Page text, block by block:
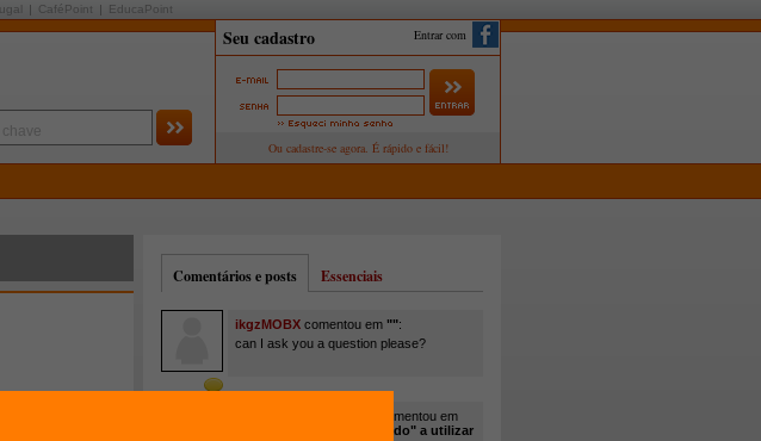
CaféPoint EducaPoint
Entrar com
Comentários e posts Essenciais
ikgzMOBX comentou em "":
can I ask you a question please?
comentou em
"Você está sendo "obrigado" a utilizar